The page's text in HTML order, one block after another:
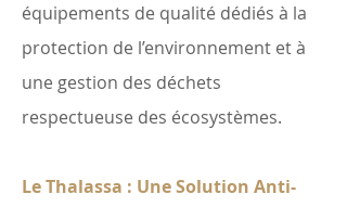
équipements de qualité dédiés à la
protection de l’environnement et à
une gestion des déchets
respectueuse des écosystèmes.
Le Thalassa : Une Solution Anti-